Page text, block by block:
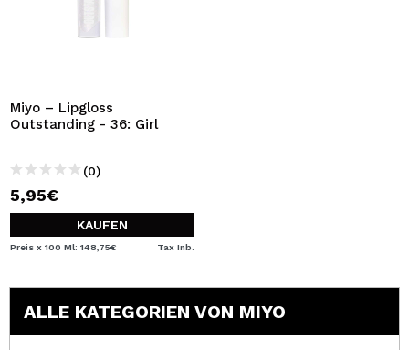
Miyo – Lipgloss
Outstanding - 36: Girl
(0)
5,95€
KAUFEN
Preis x 100 Ml: 148,75€ Tax Inb.
ALLE KATEGORIEN VON MIYO